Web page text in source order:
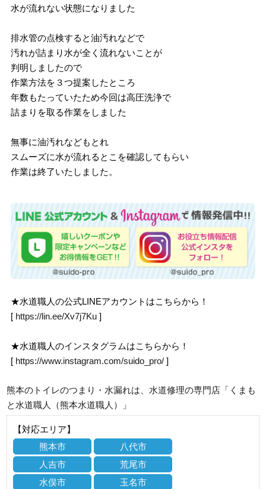
水が流れない状態になりました
排水管の点検すると油汚れなどで
汚れが詰まり水が全く流れないことが
判明しましたので
作業方法を３つ提案したところ
年数もたっていたため今回は高圧洗浄で
詰まりを取る作業をしました
無事に油汚れなどもとれ
スムーズに水が流れるとこを確認してもらい
作業は終了いたしました。
★水道職人の公式LINEアカウントはこちらから！
[ https://lin.ee/Xv7j7Ku ]
★水道職人のインスタグラムはこちらから！
[ https://www.instagram.com/suido_pro/ ]
熊本のトイレのつまり・水漏れは、水道修理の専門店「くまも
と水道職人（熊本水道職人）」
【対応エリア】
熊本市
八代市
人吉市
荒尾市
水俣市
玉名市